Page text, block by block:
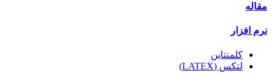
مقاله
نرم افزار
کلمنتاین
لتکس (LATEX)